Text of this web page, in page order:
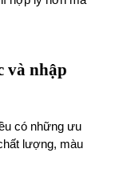
và nhập
có những ưu
lượng, màu